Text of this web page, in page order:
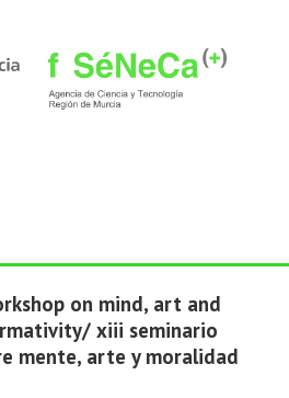
on mind, art and
xiii seminario
mente, arte y moralidad